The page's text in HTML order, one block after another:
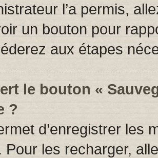
l’a permis,
un bouton pour
aux étapes
le bouton «
?
d’enregistrer les
Pour les recharger,